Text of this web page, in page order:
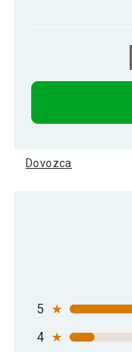
Dovozca
5 ★
4 ★